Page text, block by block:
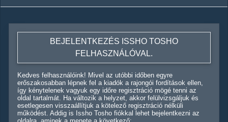
BEJELENTKEZÉS ISSHO TOSHO
FELHASZNÁLÓVAL.
Kedves felhasználóink! Mivel az utóbbi időben egyre
erőszakosabban lépnek fel a kiadók a rajongói fordítások ellen,
így kénytelenek vagyuk egy időre regisztráció mögé tenni az
oldal tartalmát. Ha változik a helyzet, akkor felülvizsgáljuk és
esetlegesen visszaállítjuk a kötelező regisztráció nélküli
működést. Addig is Issho Tosho fiókkal lehet bejelentkezni az